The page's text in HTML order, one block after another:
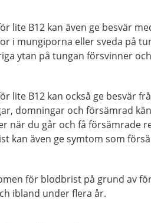
lite B12 kan även ge besvär
i mungiporna eller sveda på
ytan på tungan försvinner
lite B12 kan också ge besvär
domningar och försämrad
när du går och få försämrade
kan även ge symtom som
för blodbrist på grund av
ibland under flera år.